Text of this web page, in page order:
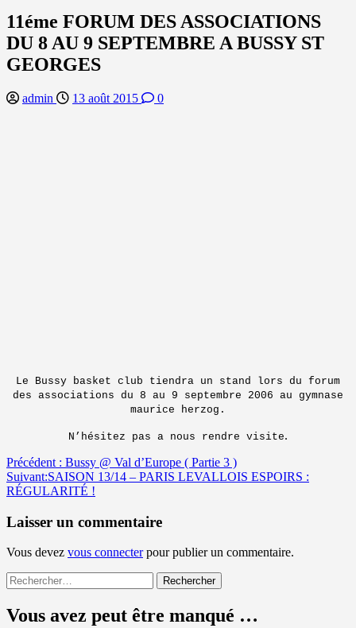
11éme FORUM DES ASSOCIATIONS
DU 8 AU 9 SEPTEMBRE A BUSSY ST
GEORGES
admin 13 août 2015 0
Le Bussy basket club tiendra un stand lors du forum
des associations du 8 au 9 septembre 2006 au gymnase
maurice herzog.
N’hésitez pas a nous rendre visite.
Navigation
d’article
Précédent : Bussy @ Val d’Europe ( Partie 3 )
Suivant:SAISON 13/14 – PARIS LEVALLOIS ESPOIRS :
RÉGULARITÉ !
Laisser un commentaire
Vous devez vous connecterpour publier un commentaire.
Rechercher :
Vous avez peut être manqué …